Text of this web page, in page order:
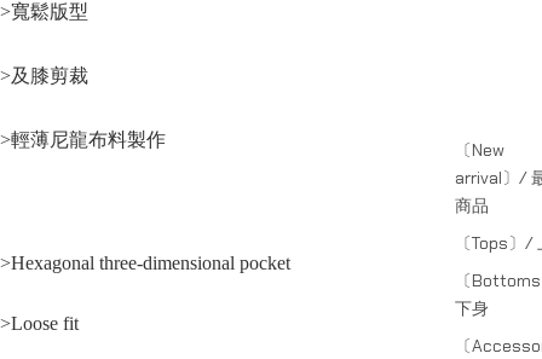
〔New
arrival〕/
商品
〔Tops〕/
〔
下身
〔
>寬鬆版型
>及膝剪裁
>輕薄尼龍布料製作
>Hexagonal three-dimensional pocket
>Loose fit